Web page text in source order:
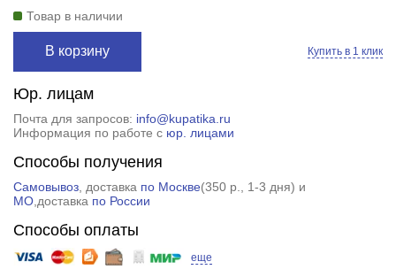
Товар в наличии
В корзину Купить в 1 клик
Юр. лицам
Почта для запросов: info@kupatika.ru
Информация по работе с юр. лицами
Способы получения
Самовывоз, доставка по Москве(350 р.
, 1-3 дня) и
МО,доставка по России
Способы оплаты
еще